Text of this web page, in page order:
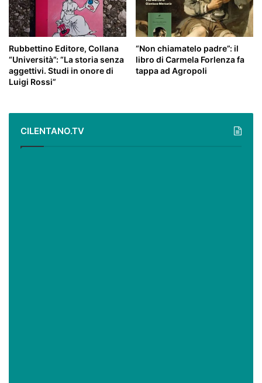
Rubbettino Editore, Collana
“Università”: “La storia senza
aggettivi. Studi in onore di
Luigi Rossi”
“Non chiamatelo padre”: il
libro di Carmela Forlenza fa
tappa ad Agropoli
CILENTANO.TV